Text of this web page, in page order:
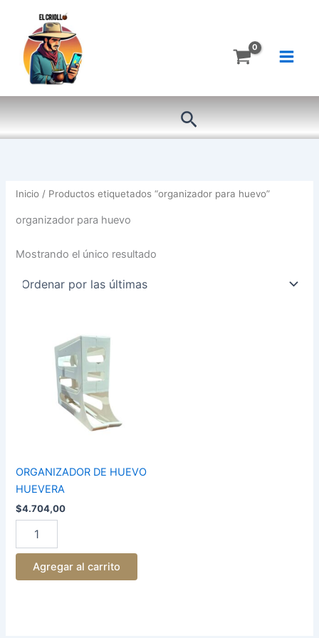
contenido
Buscar
Inicio / Productos etiquetados “organizador para huevo”
organizador para huevo
Mostrando el único resultado
ORGANIZADOR DE HUEVO
HUEVERA
$4.704,00
HUEVERA
cantidad
Agregar al carrito